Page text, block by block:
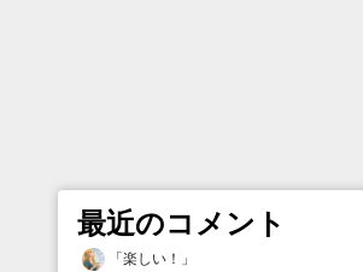
最近のコメント
「楽しい！ 」